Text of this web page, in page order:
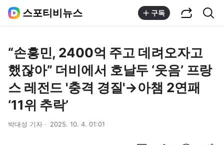
스포티비뉴스 구독
“손흥민, 2400억 주고 데려오자고
했잖아” 더비에서 호날두 ‘웃음’ 프랑
스 레전드 '충격 경질'→아챔 2연패
‘11위 추락’
박대성 기자 2025. 10. 4. 01:01